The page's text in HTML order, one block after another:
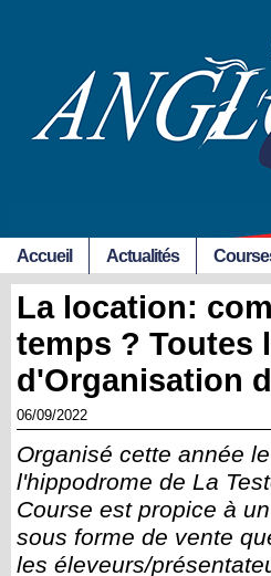
Accueil Actualités
La location:
temps ? Toutes
d'Organisation
06/09/2022
Organisé cette année
l'hippodrome de La
Course est propice à
sous forme de vente
les éleveurs/